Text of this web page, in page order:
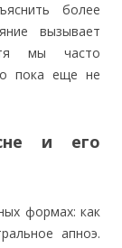
более
вызывает
мы часто
пока еще не
и его
формах: как
апноэ.